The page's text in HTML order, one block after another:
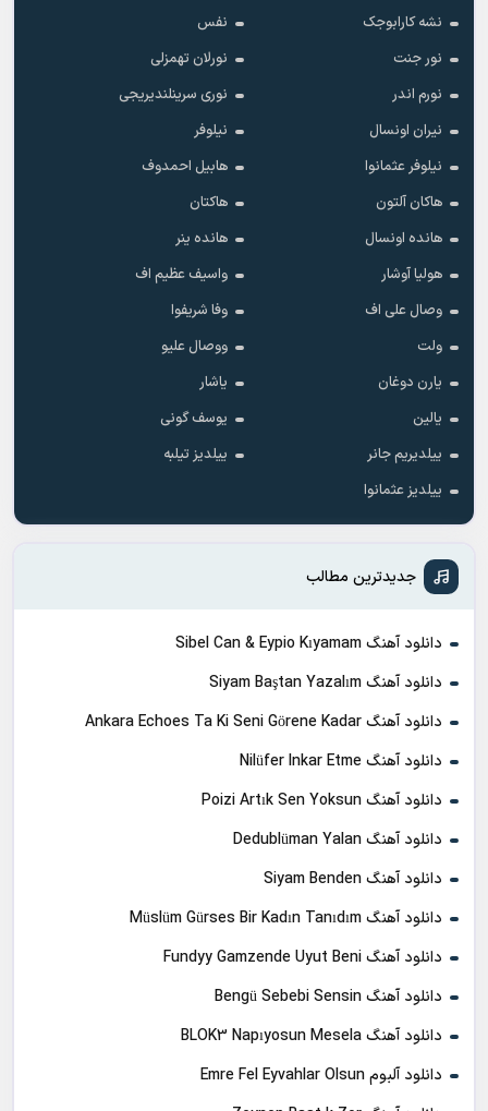
نشه کارابوجک
نفس
نور جنت
نورلان تهمزلی
نورم اندر
نوری سرینلندیریجی
نیران اونسال
نیلوفر
نیلوفر عثمانوا
هابیل احمدوف
هاکان آلتون
هاکتان
هانده اونسال
هانده ینر
هولیا آوشار
واسیف عظیم اف
وصال علی اف
وفا شریفوا
ولت
ووصال علیو
یارن دوغان
یاشار
یالین
یوسف گونی
ییلدیریم جانر
ییلدیز تیلبه
ییلدیز عثمانوا
جدیدترین مطالب
دانلود آهنگ Sibel Can & Eypio Kıyamam
دانلود آهنگ Siyam Baştan Yazalım
دانلود آهنگ Ankara Echoes Ta Ki Seni Görene Kadar
دانلود آهنگ Nilüfer Inkar Etme
دانلود آهنگ Poizi Artık Sen Yoksun
دانلود آهنگ Dedublüman Yalan
دانلود آهنگ Siyam Benden
دانلود آهنگ Müslüm Gürses Bir Kadın Tanıdım
دانلود آهنگ Fundyy Gamzende Uyut Beni
دانلود آهنگ Bengü Sebebi Sensin
دانلود آهنگ BLOK3 Napıyosun Mesela
دانلود آلبوم Emre Fel Eyvahlar Olsun